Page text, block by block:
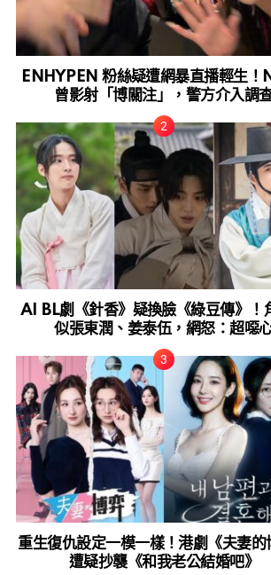
ENHYPEN 粉絲疑遭網暴直播輕生！
曾影射「博關注」，警方介入調
AI BL劇《針香》疑換臉《綠豆傳》！
似張東潤、姜泰伍，網怒：超噁
重生復仇設定一模一樣！港劇《夫妻的
遭疑抄襲《和我老公結婚吧》